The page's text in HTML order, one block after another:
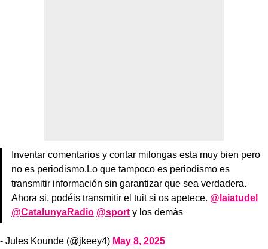
Inventar comentarios y contar milongas esta muy bien pero
no es periodismo.Lo que tampoco es periodismo es
transmitir información sin garantizar que sea verdadera.
Ahora si, podéis transmitir el tuit si os apetece. @laiatudel
@CatalunyaRadio @sporty los demás
- Jules Kounde (@jkeey4) May 8, 2025